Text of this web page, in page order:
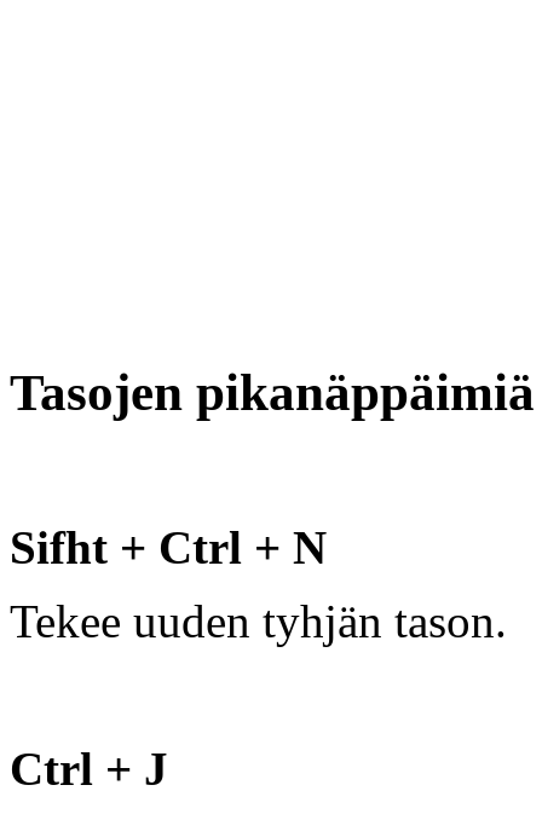
Tasojen pikanäppäimiä
Sifht + Ctrl + N
Tekee uuden tyhjän tason.
Ctrl + J